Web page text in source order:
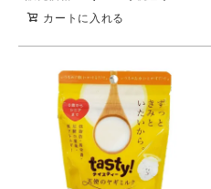
カートに入れる